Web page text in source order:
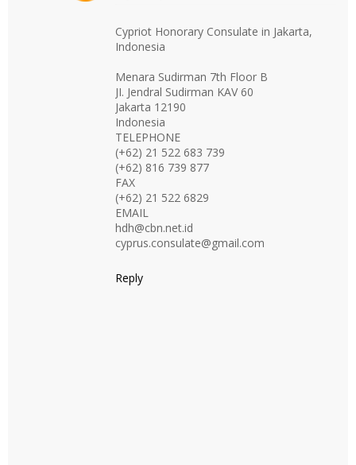
Cypriot Honorary Consulate in Jakarta,
Indonesia
Menara Sudirman 7th Floor B
JI. Jendral Sudirman KAV 60
Jakarta 12190
Indonesia
TELEPHONE
(+62) 21 522 683 739
(+62) 816 739 877
FAX
(+62) 21 522 6829
EMAIL
hdh@cbn.net.id
cyprus.consulate@gmail.com
Reply